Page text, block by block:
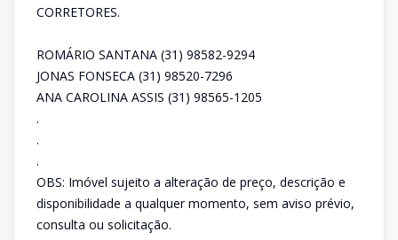
CORRETORES.
ROMÁRIO SANTANA (31) 98582-9294
JONAS FONSECA (31) 98520-7296
ANA CAROLINA ASSIS (31) 98565-1205
.
.
.
OBS: Imóvel sujeito a alteração de preço, descrição e
disponibilidade a qualquer momento, sem aviso prévio,
consulta ou solicitação.